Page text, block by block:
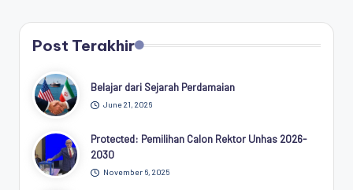
Post Terakhir
Belajar dari Sejarah Perdamaian
June 21, 2026
Protected: Pemilihan Calon Rektor Unhas 2026-
2030
November 6, 2025